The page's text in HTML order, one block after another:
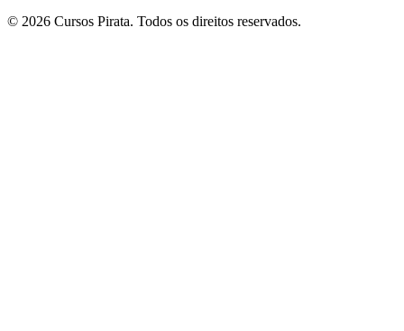
© 2026 Cursos Pirata. Todos os direitos reservados.